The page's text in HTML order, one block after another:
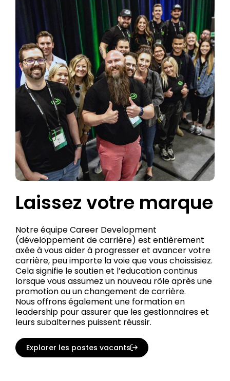
Laissez votre marque
Notre équipe Career Development
(développement de carrière) est entièrement
axée à vous aider à progresser et avancer votre
carrière, peu importe la voie que vous choissisiez.
Cela signifie le soutien et l’education continus
lorsque vous assumez un nouveau rôle après une
promotion ou un changement de carrière.
Nous offrons également une formation en
leadership pour assurer que les gestionnaires et
leurs subalternes puissent réussir.
Explorer les postes vacants